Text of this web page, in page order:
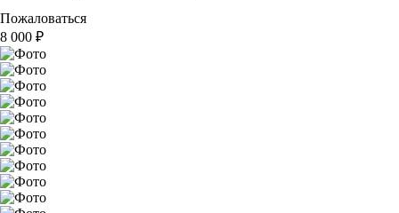
Пожаловаться
8 000 ₽